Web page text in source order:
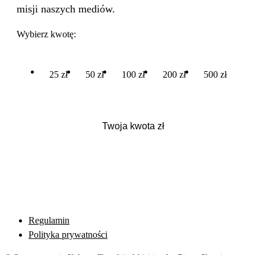
misji naszych mediów.
Wybierz kwotę:
25 zł 50 zł 100 zł 200 zł 500 zł
Regulamin
Polityka prywatności